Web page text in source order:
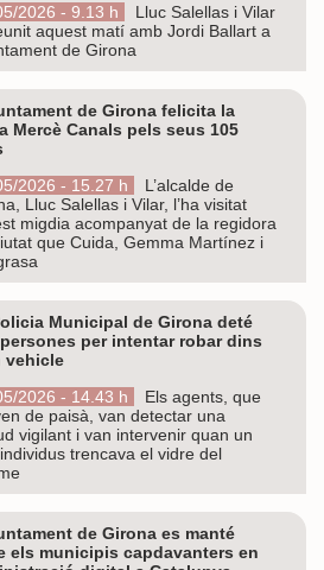
2026 - 9.13 h
Lluc Salellas i Vilar
aquest matí amb Jordi Ballart a
de Girona
de Girona felicita la
Mercè Canals pels seus 105
2026 - 15.27 h
L’alcalde de
Lluc Salellas i Vilar, l’ha visitat
migdia acompanyat de la regidora
que Cuida, Gemma Martínez i
Municipal de Girona deté
per intentar robar dins
vehicle
2026 - 14.43 h
Els agents, que
de paisà, van detectar una
vigilant i van intervenir quan un
trencava el vidre del
de Girona es manté
els municipis capdavanters en